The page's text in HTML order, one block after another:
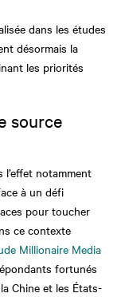
dans les études
désormais la
les priorités
source
notamment
à un défi
pour toucher
ce contexte
Millionaire Media
fortunés
Chine et les États-